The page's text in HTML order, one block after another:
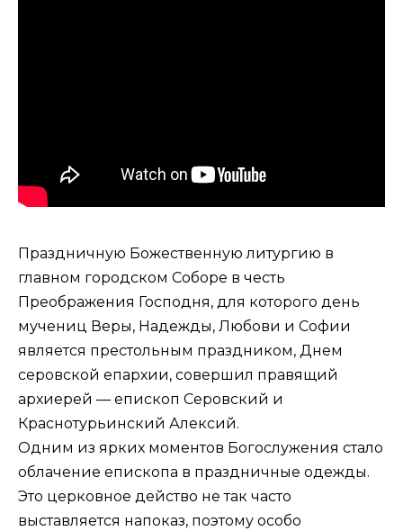
Праздничную Божественную литургию в
главном городском Соборе в честь
Преображения Господня, для которого день
мучениц Веры, Надежды, Любови и Софии
является престольным праздником, Днем
серовской епархии, совершил правящий
архиерей — епископ Серовский и
Краснотурьинский Алексий.
Одним из ярких моментов Богослужения стало
облачение епископа в праздничные одежды.
Это церковное действо не так часто
выставляется напоказ, поэтому особо